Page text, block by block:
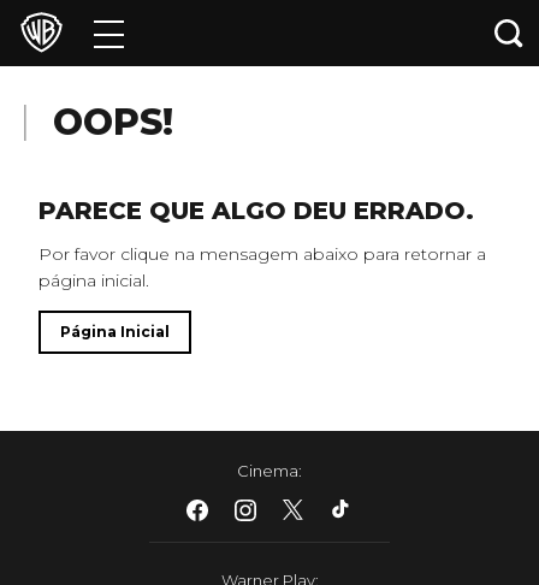
Filmes
OOPS!
PARECE QUE ALGO DEU ERRADO.
Por favor clique na mensagem abaixo para retornar a
página inicial.
Página Inicial
Cinema:
Warner Play: